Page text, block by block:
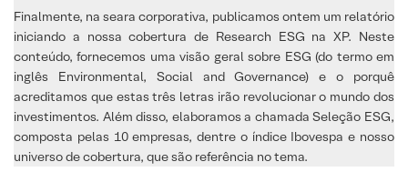
Finalmente, na seara corporativa, publicamos ontem um relatório
iniciando a nossa cobertura de Research ESG na XP. Neste
conteúdo, fornecemos uma visão geral sobre ESG (do termo em
inglês Environmental, Social and Governance) e o porquê
acreditamos que estas três letras irão revolucionar o mundo dos
investimentos. Além disso, elaboramos a chamada Seleção ESG,
composta pelas 10 empresas, dentre o índice Ibovespa e nosso
universo de cobertura, que são referência no tema.